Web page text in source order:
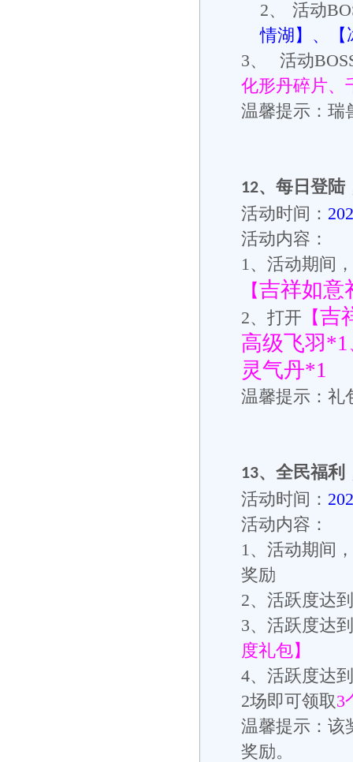
2、
活动
情湖】、【
3、
活动
化形丹碎片、
温馨提示：瑞
12、 每日登陆
活动时间：
活动内容：
1、活动期间，
【吉祥如意
2、打开 【吉
高级飞羽
灵气丹*1
温馨提示：礼
13、 全民福利
活动时间：
活动内容：
1、活动期间
奖励
2、活跃度达到
3、活跃度达到
度礼包】
4、活跃度达到
2场即可领取3
温馨提示：该
奖励。